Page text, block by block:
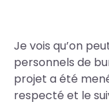
Body
Je vois qu’on
personnels de
projet a été
respecté et le